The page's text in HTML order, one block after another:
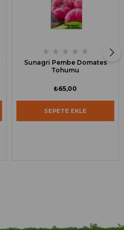
★ ★ ★ ★ ★
Sunagri Pembe Domates
Tohumu
₺65,00
SEPETE EKLE